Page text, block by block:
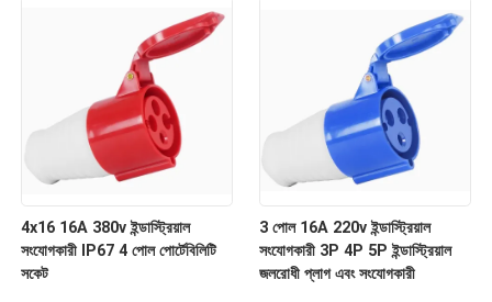
4x16 16A 380v ইন্ডাস্ট্রিয়াল
সংযোগকারী IP67 4 পোল পোর্টেবিলিটি
সকেট
3 পোল 16A 220v ইন্ডাস্ট্রিয়াল
সংযোগকারী 3P 4P 5P ইন্ডাস্ট্রিয়াল
জলরোধী প্লাগ এবং সংযোগকারী